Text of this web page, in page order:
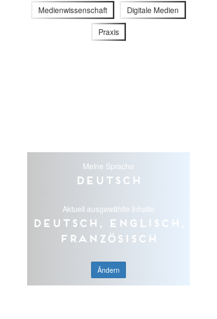
Medienwissenschaft Digitale Medien
Praxis
Meine Sprache
Deutsch
Aktuell ausgewählte Inhalte
Deutsch, Englisch,
Französisch
Ändern